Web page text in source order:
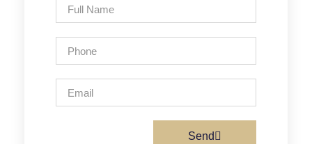
Send